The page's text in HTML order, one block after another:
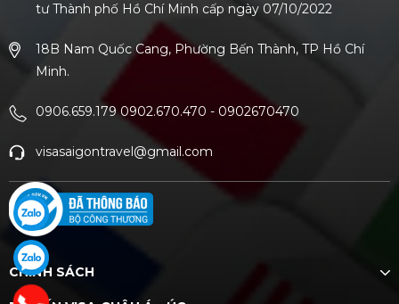
tư Thành phố Hồ Chí Minh cấp ngày 07/10/2022
18B Nam Quốc Cang, Phường Bến Thành, TP Hồ Chí
Minh.
0906.659.179 0902.670.470 - 0902670470
visasaigontravel@gmail.com
CHÍNH SÁCH